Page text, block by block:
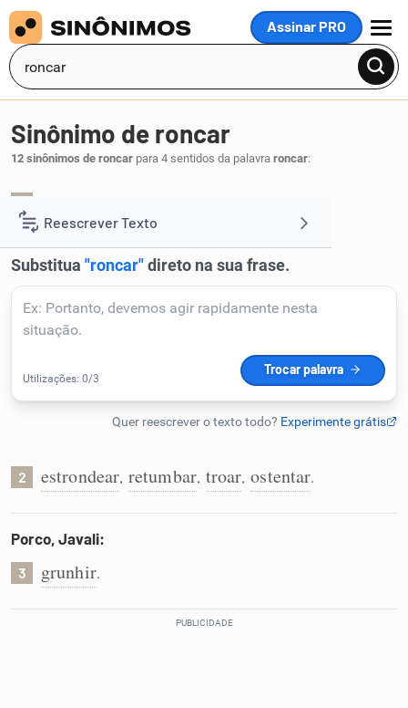
Assinar PRO
MENU
Reescrever Texto
Resumir Texto
Corrigir Texto
Detector de IA
Humanizador de IA
Cata-letras
Conexões
Sinônimo de roncar
12 sinônimos de roncar para 4 sentidos da palavra roncar:
2 estrondear, retumbar, troar, ostentar.
Porco, Javali:
3 grunhir.